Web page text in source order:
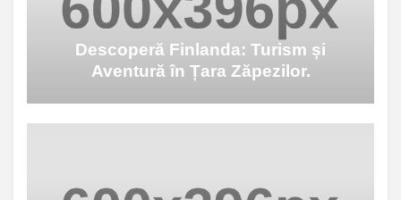
Descoperă Finlanda: Turism și
Aventură în Țara Zăpezilor.